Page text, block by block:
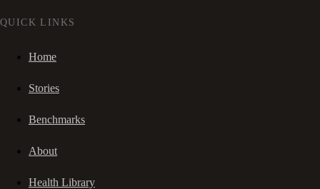
QUICK LINKS
Home
Stories
Benchmarks
About
Health Library